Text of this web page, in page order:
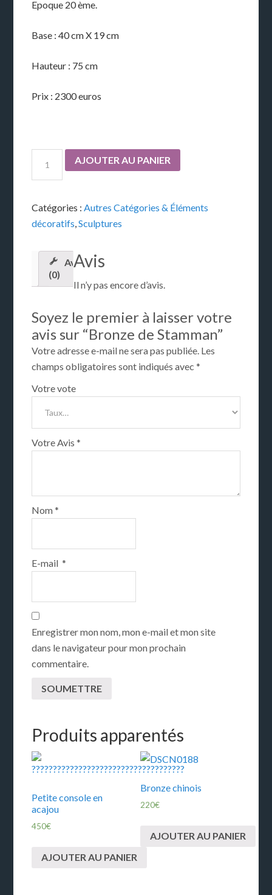
Epoque 20 ème.
Base : 40 cm X 19 cm
Hauteur : 75 cm
Prix : 2300 euros
AJOUTER AU PANIER
Catégories :Autres Catégories & Éléments
décoratifs,Sculptures
Avis
(0)
Avis
Il n’y pas encore d’avis.
Soyez le premier à laisser votre
avis sur “Bronze de Stamman”
Votre adresse e-mail ne sera pas publiée. Les
champs obligatoires sont indiqués avec*
Votre vote
Votre Avis*
Nom*
E-mail*
Enregistrer mon nom, mon e-mail et mon site
dans le navigateur pour mon prochain
commentaire.
Produits apparentés
Petite console en
acajou
450€
AJOUTER AU PANIER
Bronze chinois
220€
AJOUTER AU PANIER